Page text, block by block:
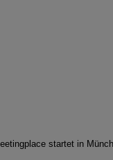
startet in